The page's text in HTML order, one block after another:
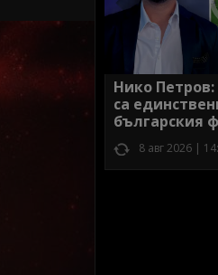
Нико
са
българския
8 авг 2026 |